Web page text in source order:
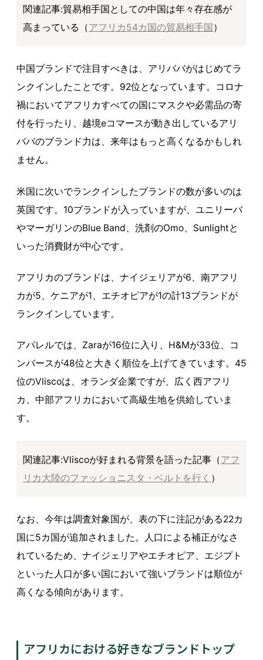
関連記事:貿易相手国としての中国は年々存在感が
高まっている（アフリカ54カ国の貿易相手国）
中国ブランドで注目すべきは、アリババがはじめてラ
ンクインしたことです。92位となっています。コロナ
禍においてアフリカすべての国にマスクや必需品の寄
付を行ったり、越境eコマースが動き出しているアリ
ババのブランド力は、来年はもっと高くなるかもしれ
ません。
米国に次いでランクインしたブランドの数が多いのは
英国です。10ブランドが入っていますが、ユニリーバ
やマーガリンのBlue Band、洗剤のOmo、Sunlightと
いった消費財が中心です。
アフリカのブランドは、ナイジェリアが6、南アフリ
カが5、ケニアが1、エチオピアが1の計13ブランドが
ランクインしています。
アパレルでは、Zaraが16位に入り、H&Mが33位、コ
ンバースが48位と大きく順位を上げてきています。45
位のVliscoは、オランダ企業ですが、広く西アフリ
カ、中部アフリカにおいて高級生地を供給していま
す。
関連記事:Vliscoが好まれる背景を語った記事（アフ
リカ大陸のファッショニスタ・ベルトを行く ）
なお、今年は調査対象国が、表の下に注記がある22カ
国に5カ国が追加されました。人口による補正がなさ
れているため、ナイジェリアやエチオピア、エジプト
といった人口が多い国において強いブランドは順位が
高くなる傾向があります。
アフリカにおける好きなブランドトップ